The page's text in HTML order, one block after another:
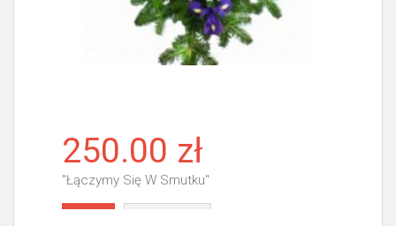
250.00 zł
"Łączymy Się W Smutku"